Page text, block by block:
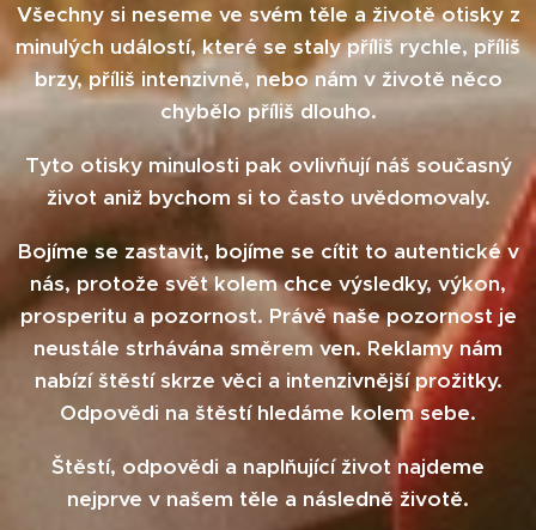
Všechny si neseme ve svém těle a životě otisky z
minulých událostí, které se staly příliš rychle, příliš
brzy, příliš intenzivně, nebo nám v životě něco
chybělo příliš dlouho.
Tyto otisky minulosti pak ovlivňují náš současný
život aniž bychom si to často uvědomovaly.
Bojíme se zastavit, bojíme se cítit to autentické v
nás, protože svět kolem chce výsledky, výkon,
prosperitu a pozornost. Právě naše pozornost je
neustále strhávána směrem ven. Reklamy nám
nabízí štěstí skrze věci a intenzivnější prožitky.
Odpovědi na štěstí hledáme kolem sebe.
Štěstí, odpovědi a naplňující život najdeme
nejprve v našem těle a následně životě.